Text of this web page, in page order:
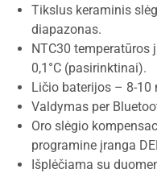
Tikslus keraminis
diapazonas.
NTC30 temperatūros
0,1°C (pasirinktinai).
Ličio baterijos – 8-10
Valdymas per
Oro slėgio
programine įranga
Išplėčiama su